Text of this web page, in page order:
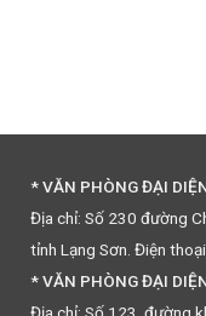
* VĂN PHÒNG ĐẠI
Địa chỉ: Số 230 đường
tỉnh Lạng Sơn. Điện
* VĂN PHÒNG ĐẠI